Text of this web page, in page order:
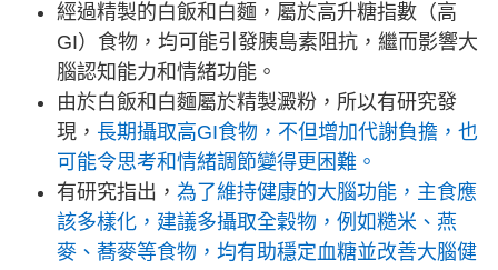
經過精製的白飯和白麵，屬於高升糖指數（高
GI）食物，均可能引發胰島素阻抗，繼而影響大
腦認知能力和情緒功能。
由於白飯和白麵屬於精製澱粉，所以有研究發
現， 長期攝取高GI食物，不但增加代謝負擔，也
可能令思考和情緒調節變得更困難。
有研究指出， 為了維持健康的大腦功能，主食應
該多樣化，建議多攝取全穀物，例如糙米、燕
麥、蕎麥等食物，均有助穩定血糖並改善大腦健